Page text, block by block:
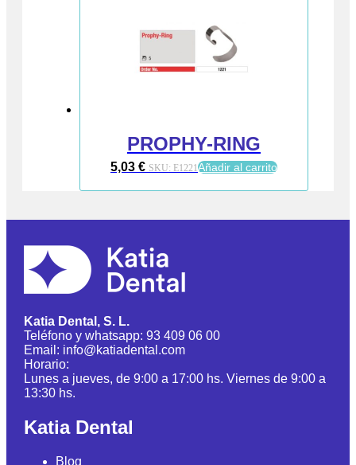
PROPHY-RING
5,03 € SKU: E1221Añadir al carrito
Katia Dental, S. L.
Teléfono y whatsapp: 93 409 06 00
Email: info@katiadental.com
Horario:
Lunes a jueves, de 9:00 a 17:00 hs. Viernes de 9:00 a
13:30 hs.
Katia Dental
Blog